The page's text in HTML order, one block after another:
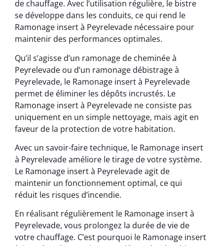
de chauffage. Avec l’utilisation régulière, le bistre
se développe dans les conduits, ce qui rend le
Ramonage insert à Peyrelevade nécessaire pour
maintenir des performances optimales.
Qu’il s’agisse d’un ramonage de cheminée à
Peyrelevade ou d’un ramonage débistrage à
Peyrelevade, le Ramonage insert à Peyrelevade
permet de éliminer les dépôts incrustés. Le
Ramonage insert à Peyrelevade ne consiste pas
uniquement en un simple nettoyage, mais agit en
faveur de la protection de votre habitation.
Avec un savoir-faire technique, le Ramonage insert
à Peyrelevade améliore le tirage de votre système.
Le Ramonage insert à Peyrelevade agit de
maintenir un fonctionnement optimal, ce qui
réduit les risques d’incendie.
En réalisant régulièrement le Ramonage insert à
Peyrelevade, vous prolongez la durée de vie de
votre chauffage. C’est pourquoi le Ramonage insert